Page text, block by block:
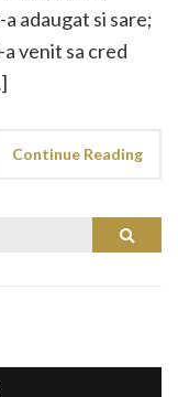
adaugat si sare;
venit sa cred
Continue Reading
Search